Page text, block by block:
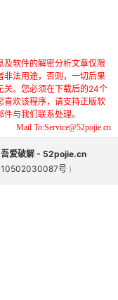
及软件的解密分析文章仅限
非法用途，否则，一切后果
关。您必须在下载后的24个
喜欢该程序，请支持正版软
与我们联系处理。
Mail To:Service@52pojie.cn
吾爱破解 - 52pojie.cn
号 )